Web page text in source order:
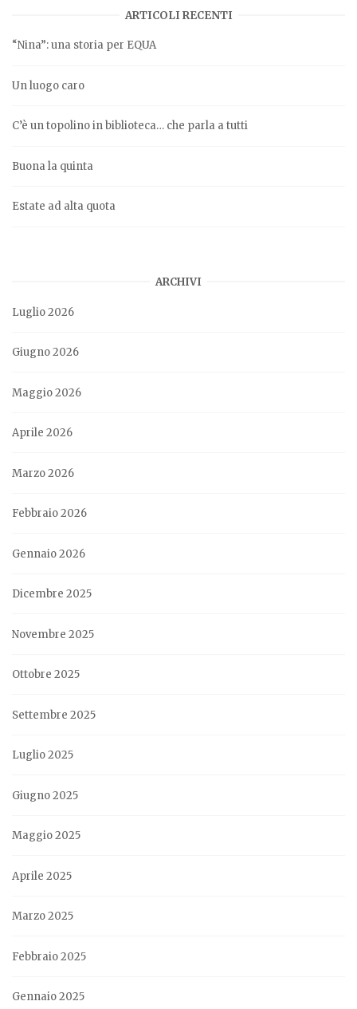
ARTICOLI RECENTI
“Nina”: una storia per EQUA
Un luogo caro
C’è un topolino in biblioteca… che parla a tutti
Buona la quinta
Estate ad alta quota
ARCHIVI
Luglio 2026
Giugno 2026
Maggio 2026
Aprile 2026
Marzo 2026
Febbraio 2026
Gennaio 2026
Dicembre 2025
Novembre 2025
Ottobre 2025
Settembre 2025
Luglio 2025
Giugno 2025
Maggio 2025
Aprile 2025
Marzo 2025
Febbraio 2025
Gennaio 2025